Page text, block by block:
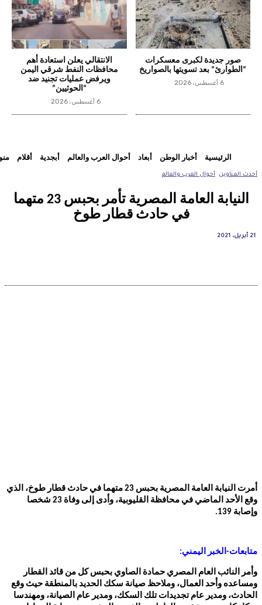
صور جديدة لكبرى معسكرات
“الطوارئ” بعد تسويتها بالصواريخ
6 أغسطس، 2026
الانتقالي يعلن استعادة أهم
محافظات النفط شرقي اليمن
ويرفض عمليات تجنيد ضد
“الحوثيين”
6 أغسطس، 2026